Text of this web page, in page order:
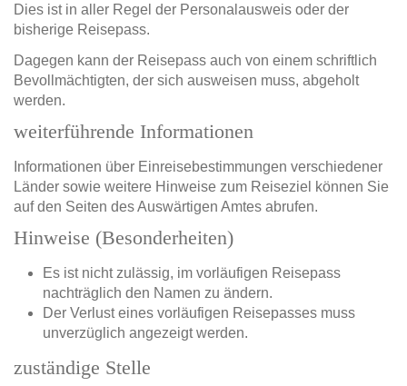
Dies ist in aller Regel der Personalausweis oder der
bisherige Reisepass.
Dagegen kann der Reisepass auch von einem schriftlich
Bevollmächtigten, der sich ausweisen muss, abgeholt
werden.
weiterführende Informationen
Informationen über Einreisebestimmungen verschiedener
Länder sowie weitere Hinweise zum Reiseziel können Sie
auf den Seiten des Auswärtigen Amtes abrufen.
Hinweise (Besonderheiten)
Es ist nicht zulässig, im vorläufigen Reisepass
nachträglich den Namen zu ändern.
Der Verlust eines vorläufigen Reisepasses muss
unverzüglich angezeigt werden.
zuständige Stelle